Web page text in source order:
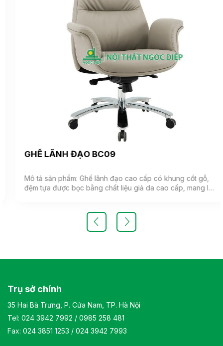
GHẾ LÃNH ĐẠO BC09
Mô tả sản phẩm: Ghế lãnh đạo cao cấp có khung cốt gỗ,
đệm tựa được bọc bằng chất liệu giả da cao cấp, mang lại
bảo tính bền vững và thẩm mỹ.( Sản phẩm nhập khẩu )
Màu sắc: Tùy chọn Chất liệu: Ghế lãnh đạo cao cấp có
Trụ sở chính
35 Hai Bà Trưng, P. Cửa Nam, TP. Hà Nội
Tel: 024 3942 7992 / 0985 258 481
Fax: 024 3851 1253 / 024 3942 7993